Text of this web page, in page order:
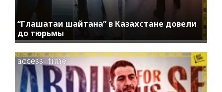
“Глашатаи шайтана” в Казахстане довели
до тюрьмы
access_time